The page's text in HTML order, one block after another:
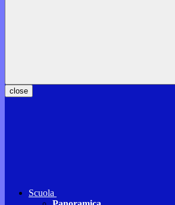
close
Scuola